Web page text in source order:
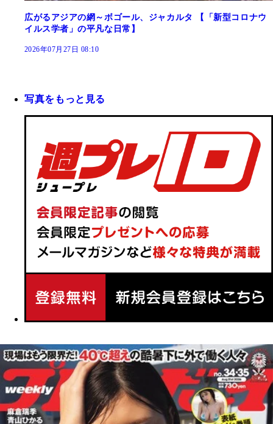
広がるアジアの網～ボゴール、ジャカルタ 【「新型コロナウ
イルス学者」の平凡な日常】
2026年07月27日 08:10
写真をもっと見る